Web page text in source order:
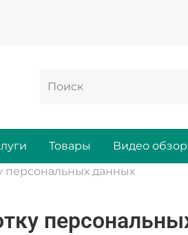
Товары Видео
персональных данных